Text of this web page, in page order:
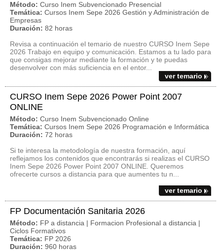
Método: Curso Inem Subvencionado Presencial
Temática: Cursos Inem Sepe 2026 Gestión y Administración de
Empresas
Duración: 82 horas
Revisa a continuación el temario de nuestro CURSO Inem Sepe
2026 Trabajo en equipo y comunicación. Estamos a tu lado para
que consigas mejorar mediante la formación y te puedas
desenvolver con más suficiencia en el entor...
ver temario
CURSO Inem Sepe 2026 Power Point 2007
ONLINE
Método: Curso Inem Subvencionado Online
Temática: Cursos Inem Sepe 2026 Programación e Informática
Duración: 72 horas
Si te interesa la metodología de nuestra formación, aquí
reflejamos los contenidos que encontrarás si realizas el CURSO
Inem Sepe 2026 Power Point 2007 ONLINE. Queremos
ofrecerte cursos a distancia para que aumentes tu n...
ver temario
FP Documentación Sanitaria 2026
Método: FP a distancia | Formacion Profesional a distancia |
Ciclos Formativos
Temática: FP 2026
Duración: 960 horas